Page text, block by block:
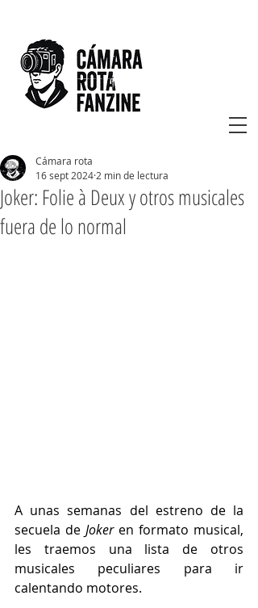
Joker: Folie à Deux y otros musicales
fuera de lo normal
Cámara rota
16 sept 2024 2 min de lectura
A unas semanas del estreno de la
secuela de Joker en formato musical,
les traemos una lista de otros
musicales peculiares para ir
calentando motores.